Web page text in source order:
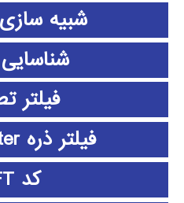
شبیه
فیلتر
فیلتر ذره particle filter
کد SIFT